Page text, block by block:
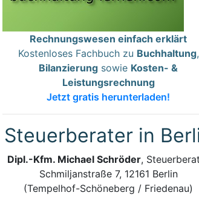
Rechnungswesen einfach erklärt
Kostenloses Fachbuch zu Buchhaltung,
Bilanzierung sowie Kosten- &
Leistungsrechnung
Jetzt gratis herunterladen!
Steuerberater in
Dipl.-Kfm. Michael Schröder,
Schmiljanstraße 7, 12161 Berlin
(Tempelhof-Schöneberg / Friedenau)